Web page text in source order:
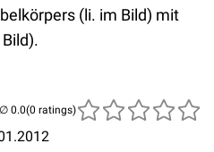
(li. im Bild) mit
(0 ratings)